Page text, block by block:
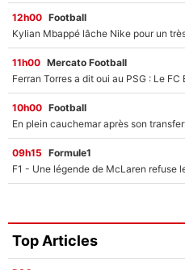
12h00 Football
11h00 Mercato Football
10h00 Football
09h15 Formule1
Top Articles